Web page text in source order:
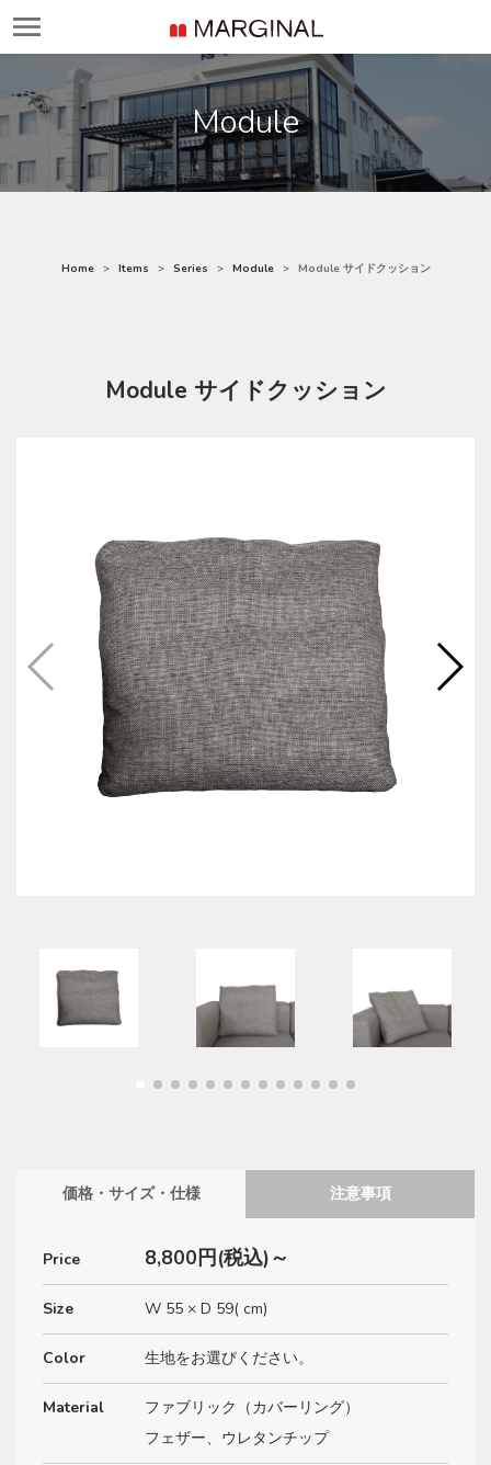
Module
Home Items Series Module Module サイドクッション
Module サイドクッション
価格・サイズ・仕様 注意事項
Price 8,800円(税込)～
Size W 55 × D 59( cm)
Color 生地をお選びください。
Material
ファブリック（カバーリング）
フェザー、ウレタンチップ